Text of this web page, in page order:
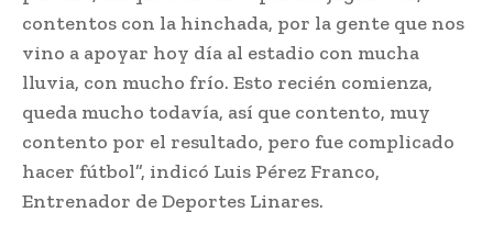
contentos con la hinchada, por la gente que nos
vino a apoyar hoy día al estadio con mucha
lluvia, con mucho frío. Esto recién comienza,
queda mucho todavía, así que contento, muy
contento por el resultado, pero fue complicado
hacer fútbol”, indicó Luis Pérez Franco,
Entrenador de Deportes Linares.